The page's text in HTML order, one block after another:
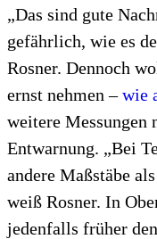
„Das sind gute
gefährlich, wie es
Rosner. Dennoch
ernst nehmen –wie
weitere Messungen
Entwarnung. „Bei
andere Maßstäbe
weiß Rosner. In
jedenfalls früher